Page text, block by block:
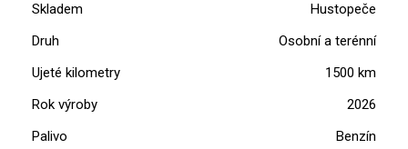
Skladem
Hustopeče
Druh
Osobní a terénní
Ujeté kilometry
1500 km
Rok výroby
2026
Palivo
Benzín